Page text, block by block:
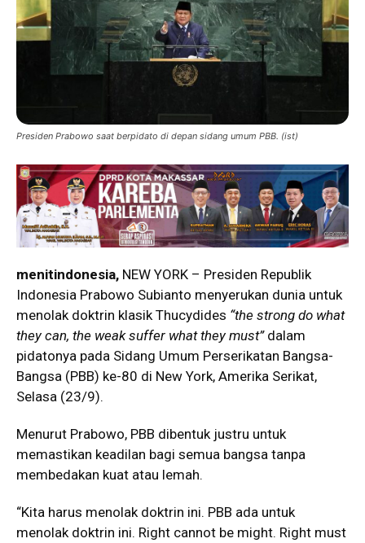
Presiden Prabowo saat berpidato di depan sidang umum PBB. (ist)
menitindonesia, NEW YORK – Presiden Republik
Indonesia Prabowo Subianto menyerukan dunia untuk
menolak doktrin klasik Thucydides “the strong do what
they can, the weak suffer what they must”dalam
pidatonya pada Sidang Umum Perserikatan Bangsa-
Bangsa (PBB) ke-80 di New York, Amerika Serikat,
Selasa (23/9).
Menurut Prabowo, PBB dibentuk justru untuk
memastikan keadilan bagi semua bangsa tanpa
membedakan kuat atau lemah.
“Kita harus menolak doktrin ini. PBB ada untuk
menolak doktrin ini. Right cannot be might. Right must